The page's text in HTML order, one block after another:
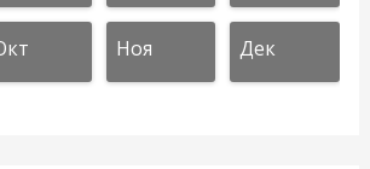
Ноя Дек